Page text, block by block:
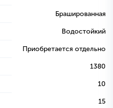
Брашированная
Водостойкий
Приобретается отдельно
1380
10
15